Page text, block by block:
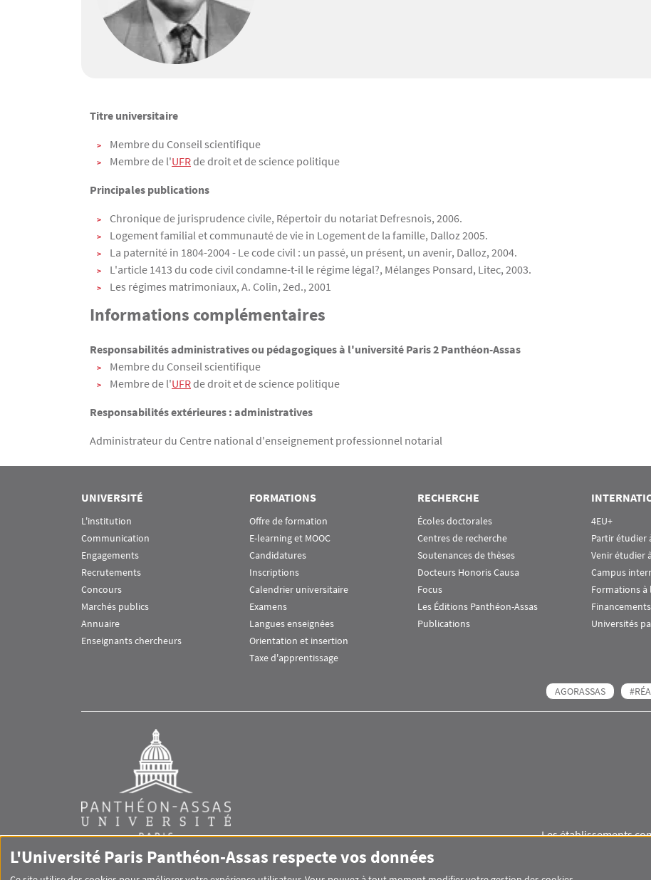
Texte
Titre universitaire
Membre du Conseil scientifique
Membre de l'UFRde droit et de science politique
Principales publications
Chronique de jurisprudence civile, Répertoir du notariat Defresnois, 2006.
Logement familial et communauté de vie in Logement de la famille, Dalloz 2005.
La paternité in 1804-2004 - Le code civil : un passé, un présent, un avenir, Dalloz, 2004.
L'article 1413 du code civil condamne-t-il le régime légal?, Mélanges Ponsard, Litec, 2003.
Les régimes matrimoniaux, A. Colin, 2ed., 2001
Informations complémentaires
Responsabilités administratives ou pédagogiques à l'université Paris 2 Panthéon-Assas
Membre du Conseil scientifique
Membre de l'UFRde droit et de science politique
Responsabilités extérieures : administratives
Administrateur du Centre national d'enseignement professionnel notarial
UNIVERSITÉ
L'institution
Communication
Engagements
Recrutements
Concours
Marchés publics
Annuaire
Enseignants chercheurs
FORMATIONS
Offre de formation
E-learning et MOOC
Candidatures
Inscriptions
Calendrier universitaire
Examens
Langues enseignées
Orientation et insertion
Taxe d'apprentissage
RECHERCHE
Écoles doctorales
Centres de recherche
Soutenances de thèses
Docteurs Honoris Causa
Focus
Les Éditions Panthéon-Assas
Publications
4EU+
Partir étudier
Venir étudier
Campus
Formations
Financements
Universités
AGORASSAS
Les établissements
L'Université Paris Panthéon-Assas respecte vos données